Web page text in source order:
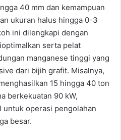
40 mm dan kemampuan
ukuran halus hingga 0-3
ini dilengkapi dengan
serta pelat
manganese tinggi yang
dari bijih grafit. Misalnya,
15 hingga 40 ton
berkekuatan 90 kW,
untuk operasi pengolahan
besar.